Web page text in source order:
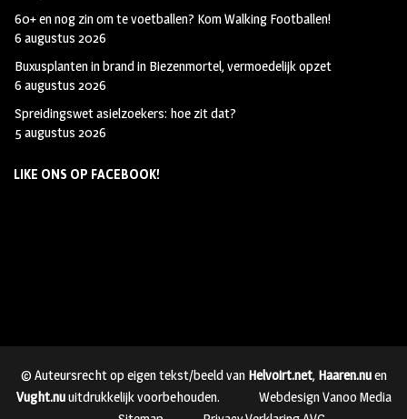
60+ en nog zin om te voetballen? Kom Walking Footballen!
6 augustus 2026
Buxusplanten in brand in Biezenmortel, vermoedelijk opzet
6 augustus 2026
Spreidingswet asielzoekers: hoe zit dat?
5 augustus 2026
LIKE ONS OP FACEBOOK!
© Auteursrecht op eigen tekst/beeld van Helvoirt.net, Haaren.nuen
Vught.nuuitdrukkelijk voorbehouden.
Webdesign Vanoo Media